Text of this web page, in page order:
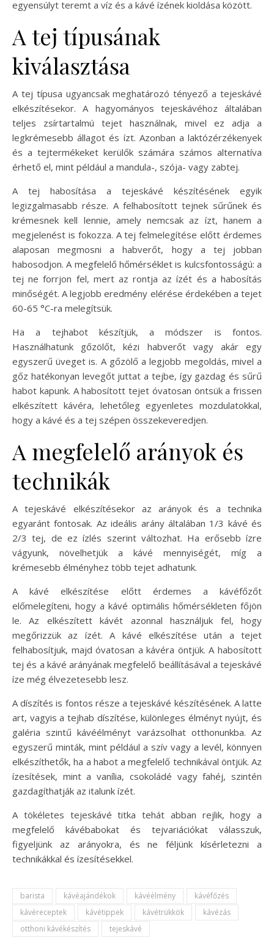
egyensúlyt teremt a víz és a kávé ízének kioldása között.
A tej típusának
kiválasztása
A tej típusa ugyancsak meghatározó tényező a tejeskávé
elkészítésekor. A hagyományos tejeskávéhoz általában
teljes zsírtartalmú tejet használnak, mivel ez adja a
legkrémesebb állagot és ízt. Azonban a laktózérzékenyek
és a tejtermékeket kerülők számára számos alternatíva
érhető el, mint például a mandula-, szója- vagy zabtej.
A tej habosítása a tejeskávé készítésének egyik
legizgalmasabb része. A felhabosított tejnek sűrűnek és
krémesnek kell lennie, amely nemcsak az ízt, hanem a
megjelenést is fokozza. A tej felmelegítése előtt érdemes
alaposan megmosni a habverőt, hogy a tej jobban
habosodjon. A megfelelő hőmérséklet is kulcsfontosságú: a
tej ne forrjon fel, mert az rontja az ízét és a habosítás
minőségét. A legjobb eredmény elérése érdekében a tejet
60-65 °C-ra melegítsük.
Ha a tejhabot készítjük, a módszer is fontos.
Használhatunk gőzölőt, kézi habverőt vagy akár egy
egyszerű üveget is. A gőzölő a legjobb megoldás, mivel a
gőz hatékonyan levegőt juttat a tejbe, így gazdag és sűrű
habot kapunk. A habosított tejet óvatosan öntsük a frissen
elkészített kávéra, lehetőleg egyenletes mozdulatokkal,
hogy a kávé és a tej szépen összekeveredjen.
A megfelelő arányok és
technikák
A tejeskávé elkészítésekor az arányok és a technika
egyaránt fontosak. Az ideális arány általában 1/3 kávé és
2/3 tej, de ez ízlés szerint változhat. Ha erősebb ízre
vágyunk, növelhetjük a kávé mennyiségét, míg a
krémesebb élményhez több tejet adhatunk.
A kávé elkészítése előtt érdemes a kávéfőzőt
előmelegíteni, hogy a kávé optimális hőmérsékleten főjön
le. Az elkészített kávét azonnal használjuk fel, hogy
megőrizzük az ízét. A kávé elkészítése után a tejet
felhabosítjuk, majd óvatosan a kávéra öntjük. A habosított
tej és a kávé arányának megfelelő beállításával a tejeskávé
íze még élvezetesebb lesz.
A díszítés is fontos része a tejeskávé készítésének. A latte
art, vagyis a tejhab díszítése, különleges élményt nyújt, és
galéria szintű kávéélményt varázsolhat otthonunkba. Az
egyszerű minták, mint például a szív vagy a levél, könnyen
elkészíthetők, ha a habot a megfelelő technikával öntjük. Az
ízesítések, mint a vanília, csokoládé vagy fahéj, szintén
gazdagíthatják az italunk ízét.
A tökéletes tejeskávé titka tehát abban rejlik, hogy a
megfelelő kávébabokat és tejvariációkat válasszuk,
figyeljünk az arányokra, és ne féljünk kísérletezni a
technikákkal és ízesítésekkel.
barista kávéajándékok kávéélmény
kávéfőzés
kávéreceptek
kávétippek kávétrükkök
kávézás
otthoni kávékészítés
tejeskávé